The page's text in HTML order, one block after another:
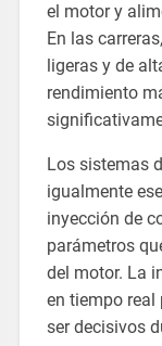
el motor y
En las
ligeras y de
rendimiento
Los sistemas
igualmente
inyección de
parámetros
del motor. La
en tiempo real
ser decisivos